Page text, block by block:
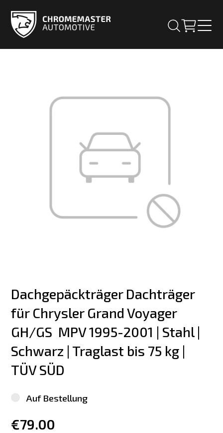
Dachgepäckträger Dachträger
für Chrysler Grand Voyager
GH/GS  MPV 1995-2001 | Stahl |
Schwarz | Traglast bis 75 kg |
TÜV SÜD
Auf Bestellung
€79.00